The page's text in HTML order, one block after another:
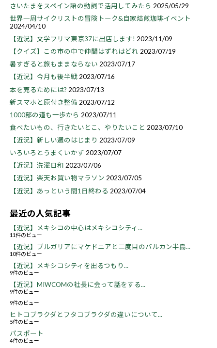
さいたまをスペイン語の動詞で活用してみたら 2025/05/29
世界一周サイクリストの冒険トーク&自家焙煎珈琲イベント
2024/04/10
【近況】文学フリマ東京37に出店します! 2023/11/09
【クイズ】この市の中で仲間はずれはどれ 2023/07/19
暑すぎると旅もままならない 2023/07/17
【近況】今月も後半戦2023/07/16
本を売るためには? 2023/07/13
新スマホと原付き整備 2023/07/12
1000部の道も一歩から 2023/07/11
食べたいもの、行きたいとこ、やりたいこと 2023/07/10
【近況】新しい週のはじまり 2023/07/09
いろいろとうまくいかず 2023/07/07
【近況】洗濯日和 2023/07/06
【近況】楽天お買い物マラソン 2023/07/05
【近況】あっという間1日終わる 2023/07/04
最近の人気記事
【近況】メキシコの中心はメキシコシティ...
11件のビュー
【近況】ブルガリアにマケドニアと二度目のバルカン半島...
10件のビュー
【近況】メキシコシティを出るつもり...
9件のビュー
【近況】MIWCOMの社長に会って話をする...
9件のビュー
9件のビュー
ヒトコブラクダとフタコブラクダの違いについて...
5件のビュー
パスポート
4件のビュー